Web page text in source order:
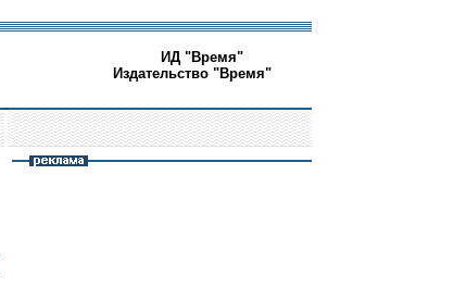
ИД "Время"
Издательство "Время"